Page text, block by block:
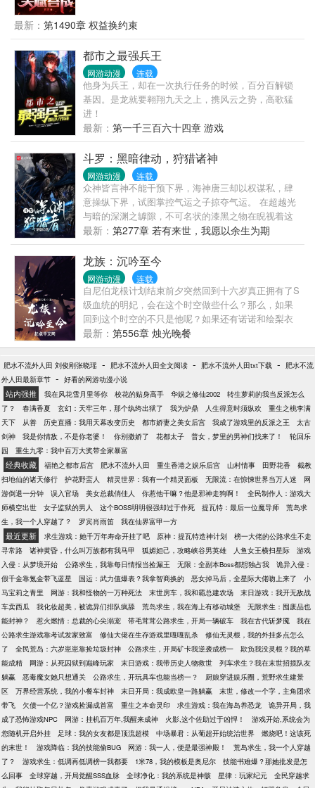
亡并未远离，依旧在身后猛追，稍有松懈必将万劫不
复！”〔求生〕〔领主〕〔战争〕〔位面〕〔异能〕
最新： 第1490章 权益换约束
都市之最强兵王
网游动漫 连载
他身为兵王，却在一次执行任务的时候，百分百解锁
基因。是龙就要翱翔九天之上，携风云之势，高歌猛
进！
最新： 第一千三百六十四章 游戏
斗罗：黑暗律动，狩猎诸神
网游动漫 连载
众神皆言神不能干预下界，海神唐三却以权谋私，肆
意操纵下界，试图掌控气运之子掠夺气运。 在超越光
与暗的深渊之罅隙，不可名状的漆黑之物在睨视着这
一切。 他是蛰伏在无尽黑暗中的狩猎者，以千面千貌
欺骗、诱惑猎物一步一步落入精心布下的陷阱当中，
并以使猎物陷入无尽恐怖与绝望为最高的喜悦。 他
说，这个世界不需要所谓的神，至少不需要像唐三这
样的神。 PS：本书降维打击，阴谋论、反唐三，有部
分龙王传说设定，原着主角转性，不喜该设定的慎
入！
最新： 第277章 若有来世，我愿以余生为期
龙族：沉吟至今
网游动漫 连载
自尼伯龙根计划结束前夕突然回到十六岁真正拥有了S
级血统的明妃，会在这个时空做些什么？那么，如果
回到这个时空的不只是他呢？如果还有诺诺和绘梨衣
呢？那么多的悲剧还没有发生，可很多人命运的丝线
已经纠缠到一起。诺诺终于在被奥丁长枪贯穿之前看
见了化作怪物的衰仔，那张脸和自己记忆中那张脸逐
渐重合，所以名为爱情的情愫就在缓慢生长。绘梨衣
呢？重新再来一次，她还回义无反顾地选择那个承诺
帮自己杀死奥特曼的衰小孩吗？即便他让她那么失
望。哦，还有耶梦加得，承受着最大孤独的龙王，突
然在最无助的时候被某个人闯入自己的生活，带来那
么刺眼的光，她还会像上一次那样爱上楚子航吗？“现
在，做出选择吧，哥哥。”路鸣泽在路明非的耳畔低
语，他们的面前，两个女孩被钉在巨大的十字架上，
火焰沿着她们的裙摆向上攀升，那两双眼睛那么悲
哀，透着浓浓的不舍，“权或者力，杀死一个，得到一
个。”
最新： 第556章 烛光晚餐
肥水不流外人田 刘俊刚张晓瑶 - 肥水不流外人田全文阅读 - 肥水不流外人田txt下载 -
肥水不流
外人田最新章节 - 好看的网游动漫小说
站内强推 我在风花雪月里等你 校花的贴身高手 华娱之修仙2002
转生萝莉的我当反派怎么
了？
春满香夏 玄幻：天牢三年，那个纨绔出狱了 我为炉鼎 人生得意时须纵欢
重生之桃李满
天下
从善 历史直播：我用天幕改变历史 都市娇妻之美女后宫 我成了游戏里的反派之王
太古
剑神
我是你情敌，不是你老婆！ 你别撒娇了 花都太子 普女，梦里的男神们找来了！
轮回乐
园
重生九零：我中百万大奖带全家暴富
经典收藏 福艳之都市后宫 肥水不流外人田 重生香港之娱乐后宫 山村情事 田野花香
截教
扫地仙的诸天修行
护花野蛮人 精灵世界：我有一个精灵面板 无限流：在惊悚世界当万人迷
网
游倒退一分钟
误入官场 美女总裁俏佳人 你惹他干嘛？他是邪神走狗啊！
全民制作人：游戏大
师横空出世
女子监狱的男人 这个BOSS明明很强却过于作死 提瓦特：最后一位魔导师
荒岛求
生，我一个人穿越了？
罗宾肖雨笛 我在仙界富甲一方
最近更新 求生游戏：她千万年寿命开挂了吧 原神：提瓦特造神计划
榜一大佬的公路求生不走
寻常路
诸神黄昏，什么叫万族都有我马甲 狐媚妲己，攻略峡谷男英雄 人鱼女王横扫星际
游戏
入侵：从梦境开始
公路求生，我靠每日情报当捡漏王 无限：全副本Boss都想独占我
诡异入侵：
假千金靠氪金带飞蓝星
国运：武力值爆表？我拿智商换的 恶女掉马后，全星际大佬吻上来了
小
马宝莉之青里
网游：我和怪物的一万种死法 末世房车，我和霸总建农场
末日游戏：我开无敌战
车卖西瓜
我化妆超美，被诡异们排队疯舔 荒岛求生，我在海上有移动城堡
无限求生：囤废品也
能封神？
惹火燃情：总裁的心尖溺宠 带毛茸茸公路求生，开局一辆破车 我在古代斩梦魇
我在
公路求生游戏靠考试发家致富
修仙大佬在生存游戏里嘎嘎乱杀
修仙无灵根，我的外挂多点怎么
了
全民荒岛：六岁崽崽靠捡垃圾封神 公路求生，开局矿卡我逆袭成榜一
欺负我没灵根？我的草
能成精
网游：从死囚狱到巅峰玩家 末日游戏：我带历史人物救世
列车求生？我在末世招揽队友
躺赢
恶毒魔女她只想通关 公路求生，开玩具车也能当榜一？
厨娘穿进娱乐圈，荒野求生建景
区
万界经营系统，我的小餐车封神 末日开局：我成欧皇一路躺赢
末世，修改一个字，主角团求
带飞
欠债一个亿？游戏捡漏成首富 重生之本命灵印 求生游戏：我在海岛养恐龙
诡异开局，我
成了恐怖游戏NPC
网游：挂机百万年,我醒来成神 火影,这个佐助过于凶悍！
游戏开始,系统会为
您随机开启外挂
足球：我的女友都是顶流超模 中场暴君：从葡超开始统治世界
燃烧吧！这该死
的末世！
游戏降临：我的技能偷BUG 网游：我一人，便是最强神殿！
荒岛求生，我一个人穿越
了？
游戏求生：低调再低调榜一我都要 1米78，我的模板是奥尼尔
技能书难爆？那她批发是怎
么回事
全球穿越，开局觉醒SSS血脉 全球净化：我的系统是神骸 星律：玩家纪元
全民穿越求